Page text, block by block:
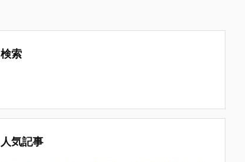
検索
人気記事